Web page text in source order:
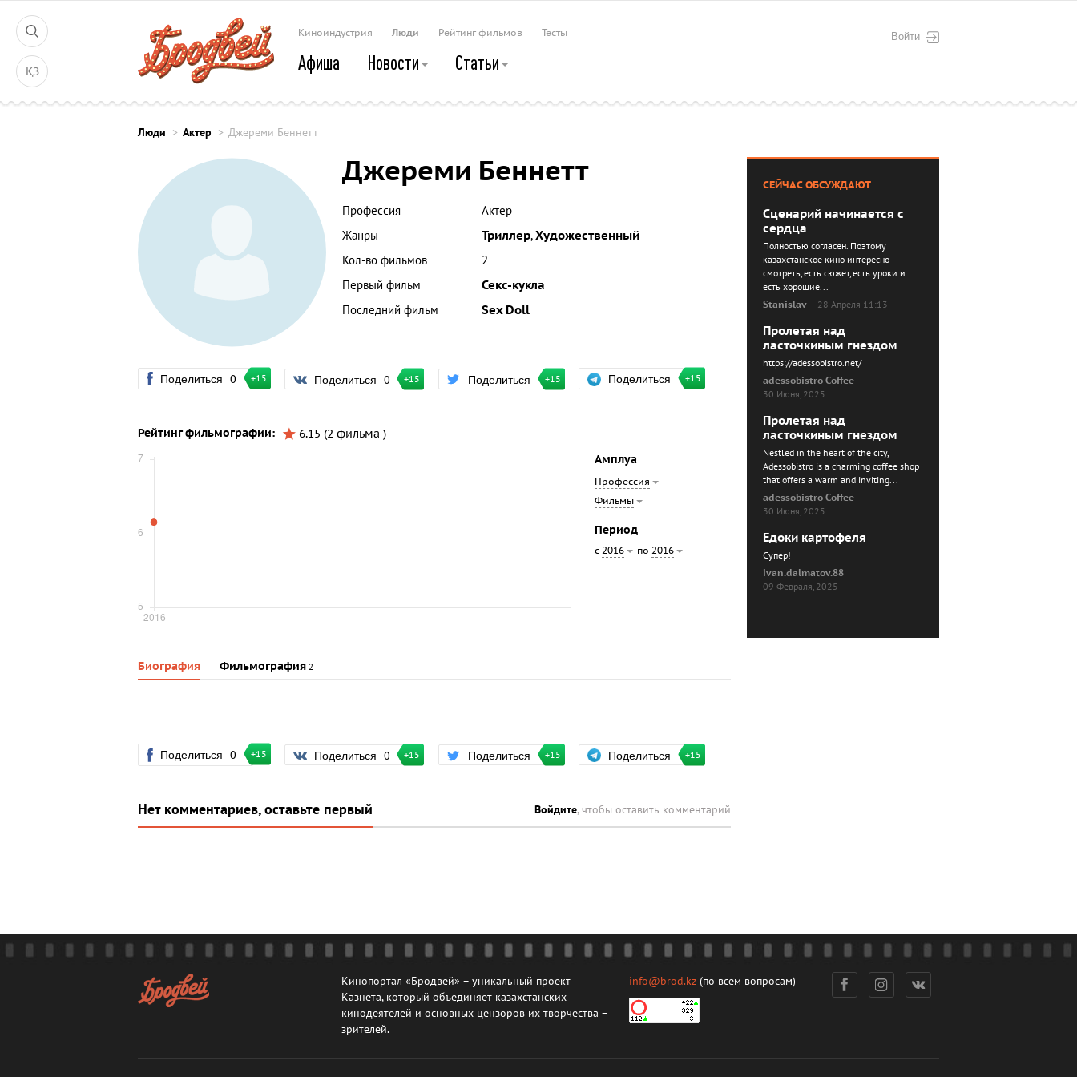
ҚЗ
Войти
Киноиндустрия Люди Рейтинг фильмов Тесты
Афиша Новости Статьи
Люди Актер Джереми Беннетт
Джереми Беннетт
Профессия
Актер
Жанры
Триллер,Художественный
Кол-во фильмов
2
Первый фильм
Секс-кукла
Последний фильм
Sex Doll
Поделиться 0 +15 Поделиться 0 +15 Поделиться +15 Поделиться +15
Рейтинг фильмографии:
6.15 (2 фильма )
Амплуа
Профессия
Фильмы
Период
с 2016 по 2016
Биография Фильмография 2
Поделиться 0 +15 Поделиться 0 +15 Поделиться +15 Поделиться +15
Нет комментариев, оставьте первый Войдите, чтобы оставить комментарий
СЕЙЧАС ОБСУЖДАЮТ
Сценарий начинается с
сердца
Полностью согласен. Поэтому
казахстанское кино интересно
смотреть, есть сюжет, есть уроки и
есть хорошие...
Stanislav
28 Апреля 11:13
Пролетая над
ласточкиным гнездом
https://adessobistro.net/
adessobistro Coffee
30 Июня, 2025
Пролетая над
ласточкиным гнездом
Nestled in the heart of the city,
Adessobistro is a charming coffee shop
that offers a warm and inviting...
adessobistro Coffee
30 Июня, 2025
Едоки картофеля
Cупер!
ivan.dalmatov.88
09 Февраля, 2025
Кинопортал «Бродвей» – уникальный проект
Казнета, который объединяет казахстанских
кинодеятелей и основных цензоров их творчества –
зрителей.
info@brod.kz (по всем вопросам)